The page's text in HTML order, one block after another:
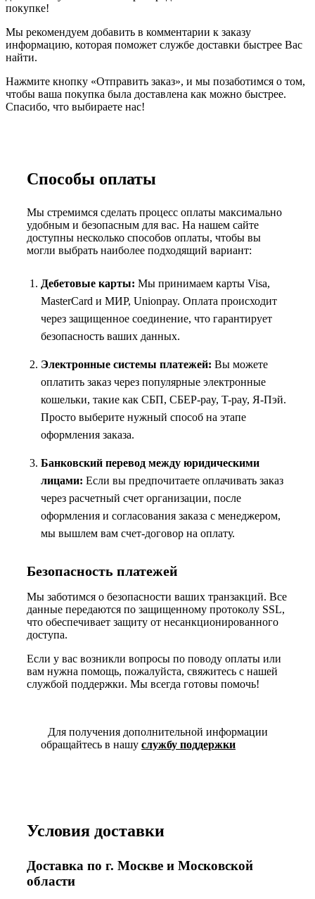
покупке!
Мы рекомендуем добавить в комментарии к заказу
информацию, которая поможет службе доставки быстрее Вас
найти.
Нажмите кнопку «Отправить заказ», и мы позаботимся о том,
чтобы ваша покупка была доставлена как можно быстрее.
Спасибо, что выбираете нас!
Способы оплаты
Мы стремимся сделать процесс оплаты максимально
удобным и безопасным для вас. На нашем сайте
доступны несколько способов оплаты, чтобы вы
могли выбрать наиболее подходящий вариант:
Дебетовые карты: Мы принимаем карты Visa,
MasterCard и МИР, Unionpay. Оплата происходит
через защищенное соединение, что гарантирует
безопасность ваших данных.
Электронные системы платежей: Вы можете
оплатить заказ через популярные электронные
кошельки, такие как СБП, СБЕР-pay, T-pay, Я-Пэй.
Просто выберите нужный способ на этапе
оформления заказа.
Банковский перевод между юридическими
лицами: Если вы предпочитаете оплачивать заказ
через расчетный счет организации, после
оформления и согласования заказа с менеджером,
мы вышлем вам счет-договор на оплату.
Безопасность платежей
Мы заботимся о безопасности ваших транзакций. Все
данные передаются по защищенному протоколу SSL,
что обеспечивает защиту от несанкционированного
доступа.
Если у вас возникли вопросы по поводу оплаты или
вам нужна помощь, пожалуйста, свяжитесь с нашей
службой поддержки. Мы всегда готовы помочь!
Для получения дополнительной информации
обращайтесь в нашу службу поддержки
Условия доставки
Доставка по г. Москве и Московской
области